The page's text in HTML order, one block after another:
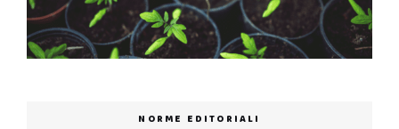
NORME EDITORIALI